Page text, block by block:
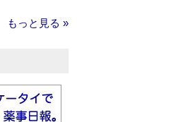
もっと見る »